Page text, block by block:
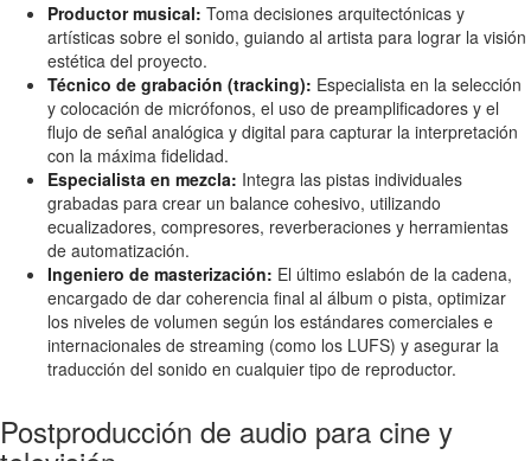
Productor musical: Toma decisiones arquitectónicas y
artísticas sobre el sonido, guiando al artista para lograr la visión
estética del proyecto.
Técnico de grabación (tracking): Especialista en la selección
y colocación de micrófonos, el uso de preamplificadores y el
flujo de señal analógica y digital para capturar la interpretación
con la máxima fidelidad.
Especialista en mezcla: Integra las pistas individuales
grabadas para crear un balance cohesivo, utilizando
ecualizadores, compresores, reverberaciones y herramientas
de automatización.
Ingeniero de masterización: El último eslabón de la cadena,
encargado de dar coherencia final al álbum o pista, optimizar
los niveles de volumen según los estándares comerciales e
internacionales de streaming (como los LUFS) y asegurar la
traducción del sonido en cualquier tipo de reproductor.
Postproducción de audio para cine y